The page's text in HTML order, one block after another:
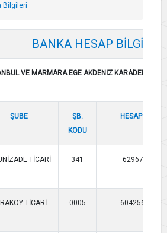
Bilgileri
BANKA HESAP BİLGİLERİ
VE MARMARA EGE AKDENİZ KARADENİZ
ŞUBE
ŞB.
KODU
HESAP NO
TİCARİ 341 6296796
TİCARİ 0005 60425651